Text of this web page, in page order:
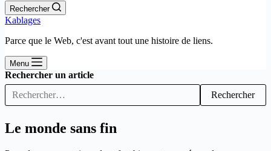
Rechercher
Kablages
Parce que le Web, c'est avant tout une histoire de liens.
Menu
Rechercher un article
Rechercher
Le monde sans fin